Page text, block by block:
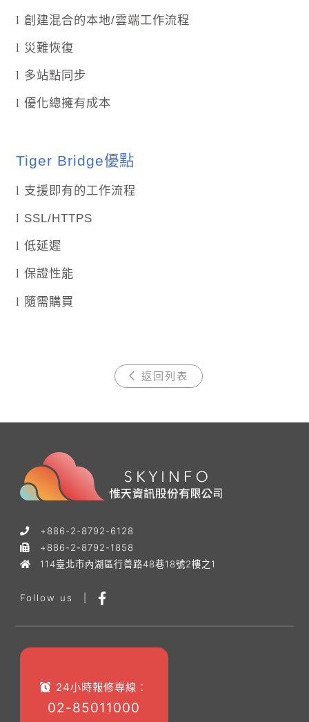
l 創建混合的本地/雲端工作流程
l 災難恢復
l 多站點同步
l 優化總擁有成本
Tiger Bridge優點
l 支援即有的工作流程
l SSL/HTTPS
l 低延遲
l 保證性能
l 隨需購買
返回列表
+886-2-8792-6128
+886-2-8792-1858
114臺北市內湖區行善路48巷18號2樓之1
Follow us
24小時報修專線：
02-85011000